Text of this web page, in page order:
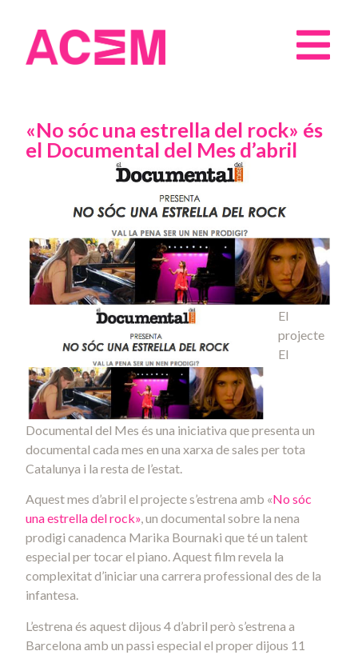
«No sóc una estrella del rock» és
el Documental del Mes d’abril
El
projecte
El
Documental del Mes és una iniciativa que presenta un
documental cada mes en una xarxa de sales per tota
Catalunya i la resta de l’estat.
Aquest mes d’abril el projecte s’estrena amb «No sóc
una estrella del rock», un documental sobre la nena
prodigi canadenca Marika Bournaki que té un talent
especial per tocar el piano. Aquest film revela la
complexitat d’iniciar una carrera professional des de la
infantesa.
L’estrena és aquest dijous 4 d’abril però s’estrena a
Barcelona amb un passi especial el proper dijous 11